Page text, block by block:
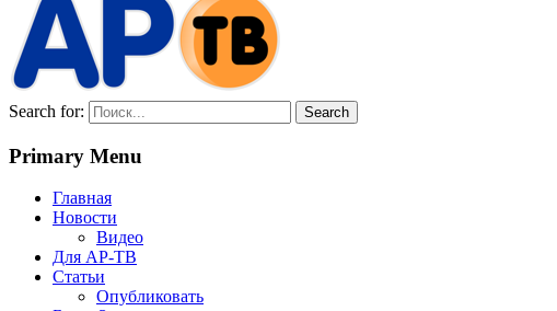
Search for:
Primary Menu
Главная
Новости
Видео
Для АР-ТВ
Статьи
Опубликовать